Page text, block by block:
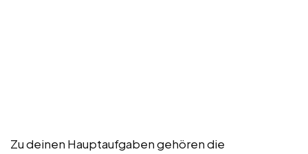
Zu deinen Hauptaufgaben gehören die